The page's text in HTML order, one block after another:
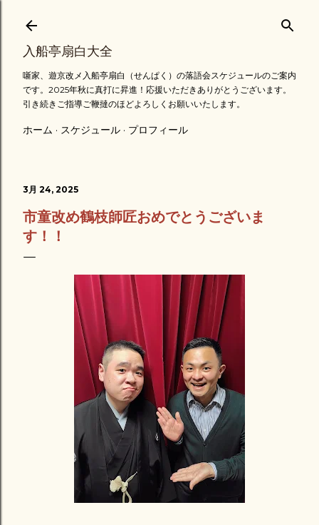
スキップしてメイン コンテンツに移動
入船亭扇白大全
噺家、遊京改メ入船亭扇白（せんぱく）の落語会スケジュールのご案内
です。2025年秋に真打に昇進！応援いただきありがとうございます。
引き続きご指導ご鞭撻のほどよろしくお願いいたします。
ホーム スケジュール プロフィール
3月 24, 2025
市童改め鶴枝師匠おめでとうございま
す！！